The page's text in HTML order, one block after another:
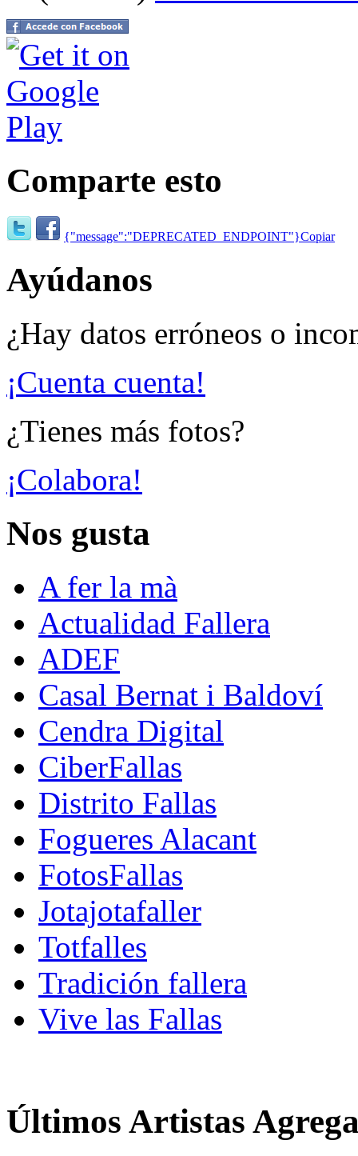
Comparte esto
{"message":"DEPRECATED_ENDPOINT"}Copiar
Ayúdanos
¿Hay datos erróneos o
¡Cuenta cuenta!
¿Tienes más fotos?
¡Colabora!
Nos gusta
A fer la mà
Actualidad Fallera
ADEF
Casal Bernat i Baldoví
Cendra Digital
CiberFallas
Distrito Fallas
Fogueres Alacant
FotosFallas
Jotajotafaller
Totfalles
Tradición fallera
Vive las Fallas
Últimos Artistas